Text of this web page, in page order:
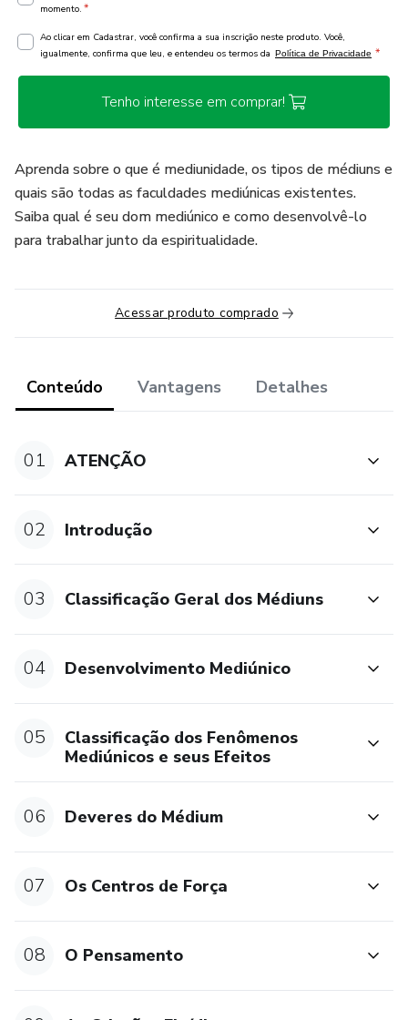
momento. *
Ao clicar em Cadastrar, você confirma a sua inscrição neste produto. Você,
igualmente, confirma que leu, e entendeu os termos da Política de Privacidade *
Tenho interesse em comprar!
Aprenda sobre o que é mediunidade, os tipos de médiuns e
quais são todas as faculdades mediúnicas existentes.
Saiba qual é seu dom mediúnico e como desenvolvê-lo
para trabalhar junto da espiritualidade.
Acessar produto comprado
Conteúdo Vantagens Detalhes
01 ATENÇÃO
02 Introdução
03 Classificação Geral dos Médiuns
04 Desenvolvimento Mediúnico
05
Classificação dos Fenômenos
Mediúnicos e seus Efeitos
06 Deveres do Médium
07 Os Centros de Força
08 O Pensamento